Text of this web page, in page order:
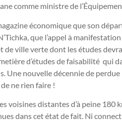
comme ministre de
économique que son
que l’appel à
ville verte dont les études
d’études de faisabilité qui
Une nouvelle décennie de
ne rien faire !
voisines distantes d’à peine 180
dans cet état de fait. Ni